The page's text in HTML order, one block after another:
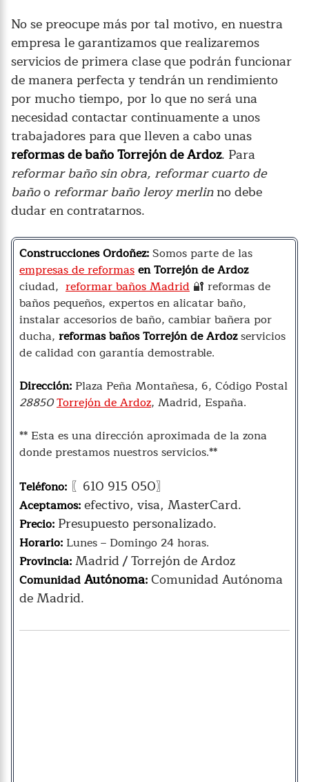
No se preocupe más por tal motivo, en nuestra
empresa le garantizamos que realizaremos
servicios de primera clase que podrán funcionar
de manera perfecta y tendrán un rendimiento
por mucho tiempo, por lo que no será una
necesidad contactar continuamente a unos
trabajadores para que lleven a cabo unas
reformas de baño Torrejón de Ardoz. Para
reformar baño sin obra, reformar cuarto de
bañoo reformar baño leroy merlinno debe
dudar en contratarnos.
Construcciones Ordoñez:Somos parte de las
empresas de reformasen Torrejón de Ardoz
ciudad, reformar baños Madrid 🔐 reformas de
baños pequeños, expertos en alicatar baño,
instalar accesorios de baño, cambiar bañera por
ducha, reformas baños Torrejón de Ardozservicios
de calidad con garantía demostrable.
Dirección: Plaza Peña Montañesa, 6, Código Postal
28850Torrejón de Ardoz, Madrid, España.
** Esta es una dirección aproximada de la zona
donde prestamos nuestros servicios.**
Teléfono: 〖610 915 050〗
Aceptamos:efectivo, visa, MasterCard.
Precio: Presupuesto personalizado.
Horario: Lunes – Domingo 24 horas.
Provincia:Madrid / Torrejón de Ardoz
ComunidadAutónoma:Comunidad Autónoma
de Madrid.